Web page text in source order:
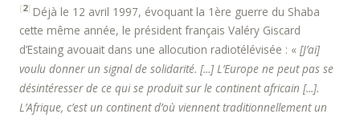
[2] Déjà le 12 avril 1997, évoquant la 1ère guerre du Shaba
cette même année, le président français Valéry Giscard
d’Estaing avouait dans une allocution radiotélévisée : « [J’ai]
voulu donner un signal de solidarité. [...] L’Europe ne peut pas se
désintéresser de ce qui se produit sur le continent africain [...].
L’Afrique, c’est un continent d’où viennent traditionnellement un